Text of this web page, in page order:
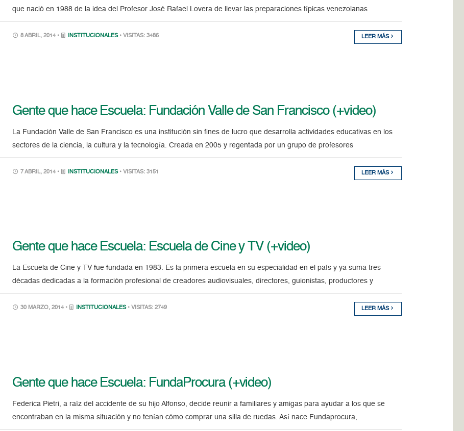
que nació en 1988 de la idea del Profesor José Rafael Lovera de llevar las preparaciones típicas venezolanas
8 ABRIL, 2014 • INSTITUCIONALES • VISITAS: 3486 LEER MÁS
Gente que hace Escuela: Fundación Valle de San Francisco (+video)
La Fundación Valle de San Francisco es una institución sin fines de lucro que desarrolla actividades educativas en los
sectores de la ciencia, la cultura y la tecnología. Creada en 2005 y regentada por un grupo de profesores
7 ABRIL, 2014 • INSTITUCIONALES • VISITAS: 3151 LEER MÁS
Gente que hace Escuela: Escuela de Cine y TV (+video)
La Escuela de Cine y TV fue fundada en 1983. Es la primera escuela en su especialidad en el país y ya suma tres
décadas dedicadas a la formación profesional de creadores audiovisuales, directores, guionistas, productores y
30 MARZO, 2014 • INSTITUCIONALES • VISITAS: 2749 LEER MÁS
Gente que hace Escuela: FundaProcura (+video)
Federica Pietri, a raíz del accidente de su hijo Alfonso, decide reunir a familiares y amigas para ayudar a los que se
encontraban en la misma situación y no tenían cómo comprar una silla de ruedas. Así nace Fundaprocura,